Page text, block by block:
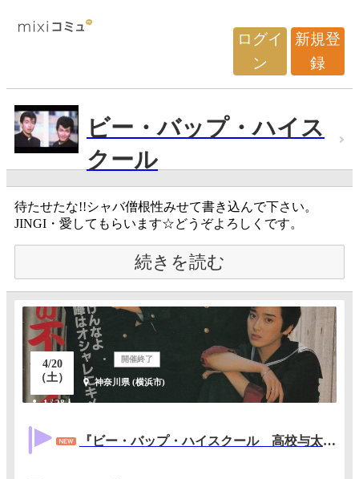
ログイ
ン
新規登
録
ビー・バップ・ハイス
クール
待たせたな!!シャバ僧根性みせて書き込んで下さい。
JINGI・愛してもらいます☆どうぞよろしくです。
続きを読む
4/20
（土）
開催終了
神奈川県 (横浜市)
1 / 28人
『ビー・バップ・ハイスクール 高校与太郎行進曲』上映会